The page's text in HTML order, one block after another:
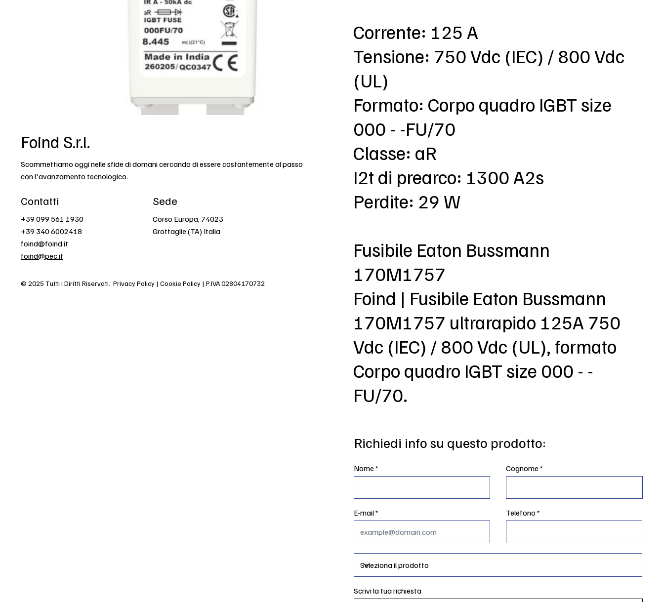
Foind S.r.l.
Scommettiamo oggi nelle sfide di domani cercando di essere costantemente al passo
con l'avanzamento tecnologico.
Contatti
+39 099 561 1930
+39 340 6002418
foind@foind.it
foind@pec.it
Sede
Corso Europa, 74023
Grottaglie (TA) Italia
© 2025 Tutti i Diritti Riservati. Privacy Policy | Cookie Policy | P.IVA 02804170732
Corrente: 125 A
Tensione: 750 Vdc (IEC) / 800 Vdc
(UL)
Formato: Corpo quadro IGBT size
000 - -FU/70
Classe: aR
I2t di prearco: 1300 A2s
Perdite: 29 W
Fusibile Eaton Bussmann
170M1757
Foind | Fusibile Eaton Bussmann
170M1757 ultrarapido 125A 750
Vdc (IEC) / 800 Vdc (UL), formato
Corpo quadro IGBT size 000 - -
FU/70.
Richiedi info su questo prodotto:
Nome Cognome
E-mail Telefono
Scrivi la tua richiesta